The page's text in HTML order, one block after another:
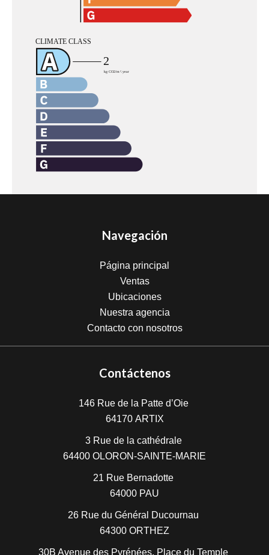
Navegación
Página principal
Ventas
Ubicaciones
Nuestra agencia
Contacto con nosotros
Contáctenos
146 Rue de la Patte d’Oie
64170 ARTIX
3 Rue de la cathédrale
64400 OLORON-SAINTE-MARIE
21 Rue Bernadotte
64000 PAU
26 Rue du Général Ducournau
64300 ORTHEZ
30B Avenue des Pyrénées, Place du Temple